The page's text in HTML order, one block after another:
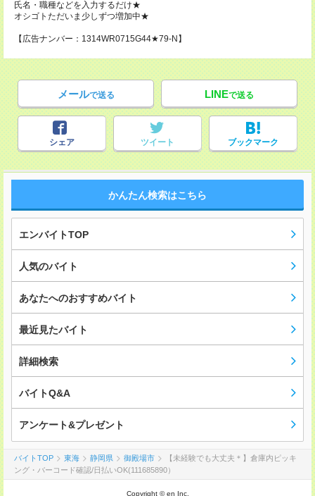
氏名・職種などを入力するだけ★
オシゴトただいま少しずつ増加中★
【広告ナンバー：1314WR0715G44★79-N】
メールで送る LINEで送る
シェア ツイート ブックマーク
かんたん検索はこちら
エンバイトTOP
人気のバイト
あなたへのおすすめバイト
最近見たバイト
詳細検索
バイトQ&A
アンケート&プレゼント
バイトTOP 東海 静岡県 御殿場市
【未経験でも大丈夫＊】倉庫内ピッキ
ング・バーコード確認/日払いOK(111685890）
Copyright © en Inc.